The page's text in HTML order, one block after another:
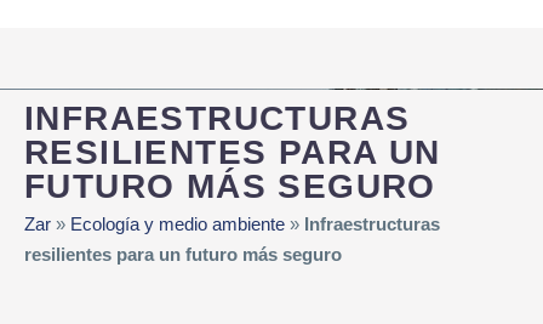
INFRAESTRUCTURAS
RESILIENTES PARA UN
FUTURO MÁS SEGURO
Zar » Ecología y medio ambiente » Infraestructuras
resilientes para un futuro más seguro